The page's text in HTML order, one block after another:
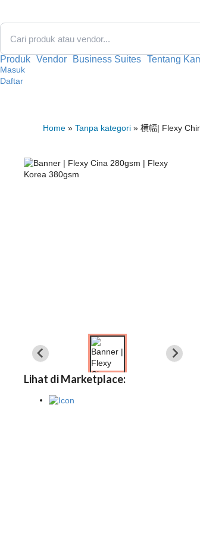
内
Produk Vendor Business Suites Tentang
Masuk
Daftar
Home » Tanpa kategori » 横幅| Flexy
Lihat di Marketplace: